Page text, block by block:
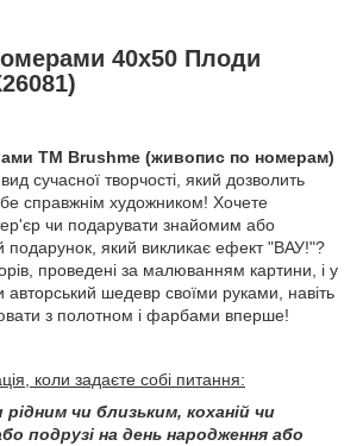
40х50 Плоди
ТМ Brushme (живопис по номерам)
сучасної творчості, який дозволить
справжнім художником! Хочете
чи подарувати знайомим або
подарунок, який викликає ефект "ВАУ!"?
проведені за малюванням картини, і у
авторський шедевр своїми руками, навіть
з полотном і фарбами вперше!
коли задаєте собі питання:
чи близьким, коханій чи
подрузі на день народження або